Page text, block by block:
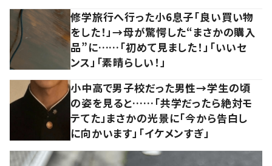
修学旅行へ行った小6息子「良い買い物
をした！」→母が驚愕した“まさかの購入
品”に……「初めて見ました！」「いいセ
ンス」「素晴らしい！」
小中高で男子校だった男性→学生の頃
の姿を見ると……「共学だったら絶対モ
テてた」まさかの光景に「今から告白し
に向かいます」「イケメンすぎ」